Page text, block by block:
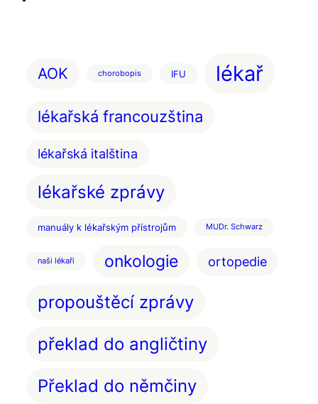
AOK chorobopis IFU lékař
lékařská francouzština
lékařská italština
lékařské zprávy
manuály k lékařským přístrojům MUDr. Schwarz
naši lékaři onkologie ortopedie
propouštěcí zprávy
překlad do angličtiny
Překlad do němčiny